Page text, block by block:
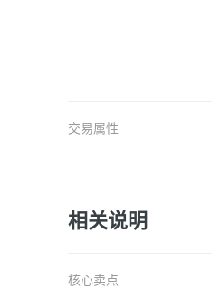
交易属性
相关说明
核心卖点